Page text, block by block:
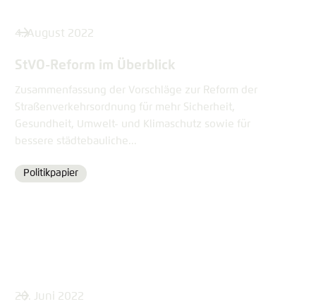
4. August 2022
StVO-Reform im Überblick
Zusammenfassung der Vorschläge zur Reform der
Straßenverkehrsordnung für mehr Sicherheit,
Gesundheit, Umwelt- und Klimaschutz sowie für
bessere städtebauliche...
Format
Politikpapier
20. Juni 2022